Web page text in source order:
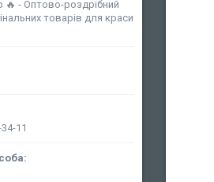
🔥 - Оптово-роздрібний
товарів для краси
11